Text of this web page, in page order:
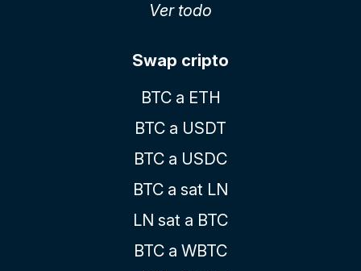
Ver todo
Swap cripto
BTC a ETH
BTC a USDT
BTC a USDC
BTC a sat LN
LN sat a BTC
BTC a WBTC